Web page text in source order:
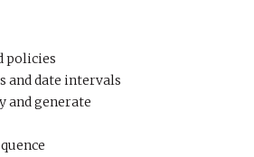
policies
and date intervals
and generate